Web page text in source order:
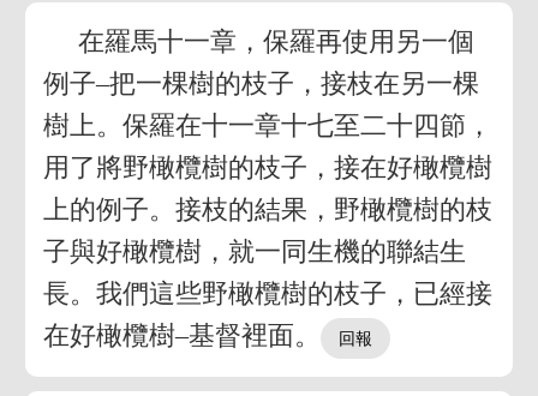
在羅馬十一章，保羅再使用另一個
例子–把一棵樹的枝子，接枝在另一棵
樹上。保羅在十一章十七至二十四節，
用了將野橄欖樹的枝子，接在好橄欖樹
上的例子。接枝的結果，野橄欖樹的枝
子與好橄欖樹，就一同生機的聯結生
長。我們這些野橄欖樹的枝子，已經接
在好橄欖樹–基督裡面。